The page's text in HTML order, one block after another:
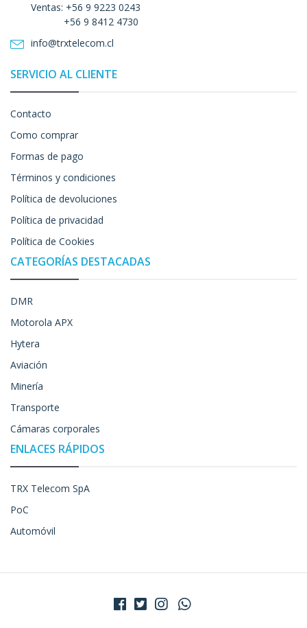
Ventas: +56 9 9223 0243
+56 9 8412 4730
info@trxtelecom.cl
SERVICIO AL CLIENTE
Contacto
Como comprar
Formas de pago
Términos y condiciones
Política de devoluciones
Política de privacidad
Política de Cookies
CATEGORÍAS DESTACADAS
DMR
Motorola APX
Hytera
Aviación
Minería
Transporte
Cámaras corporales
ENLACES RÁPIDOS
TRX Telecom SpA
PoC
Automóvil